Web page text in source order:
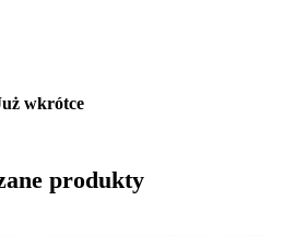
wkrótce
produkty